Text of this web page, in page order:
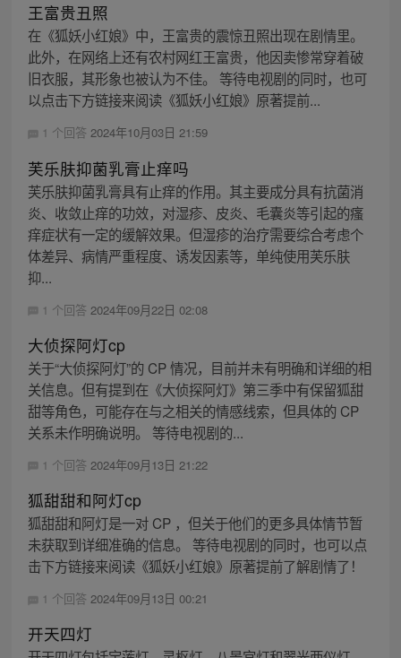
王富贵丑照
在《狐妖小红娘》中，王富贵的震惊丑照出现在剧情里。
此外，在网络上还有农村网红王富贵，他因卖惨常穿着破
旧衣服，其形象也被认为不佳。 等待电视剧的同时，也可
以点击下方链接来阅读《狐妖小红娘》原著提前...
1 个回答 2024年10月03日 21:59
芙乐肤抑菌乳膏止痒吗
芙乐肤抑菌乳膏具有止痒的作用。其主要成分具有抗菌消
炎、收敛止痒的功效，对湿疹、皮炎、毛囊炎等引起的瘙
痒症状有一定的缓解效果。但湿疹的治疗需要综合考虑个
体差异、病情严重程度、诱发因素等，单纯使用芙乐肤
抑...
1 个回答 2024年09月22日 02:08
大侦探阿灯cp
关于“大侦探阿灯”的 CP 情况，目前并未有明确和详细的相
关信息。但有提到在《大侦探阿灯》第三季中有保留狐甜
甜等角色，可能存在与之相关的情感线索，但具体的 CP
关系未作明确说明。 等待电视剧的...
1 个回答 2024年09月13日 21:22
狐甜甜和阿灯cp
狐甜甜和阿灯是一对 CP ，但关于他们的更多具体情节暂
未获取到详细准确的信息。 等待电视剧的同时，也可以点
击下方链接来阅读《狐妖小红娘》原著提前了解剧情了！
1 个回答 2024年09月13日 00:21
开天四灯